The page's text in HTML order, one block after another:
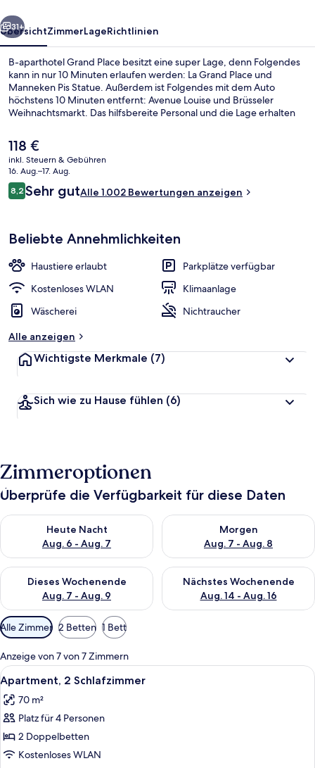
Weiter
31+
ÜbersichtZimmerLageRichtlinien
B-aparthotel Grand Place besitzt eine super Lage, denn Folgendes
kann in nur 10 Minuten erlaufen werden: La Grand Place und
Manneken Pis Statue. Außerdem ist Folgendes mit dem Auto
höchstens 10 Minuten entfernt: Avenue Louise und Brüsseler
Weihnachtsmarkt. Das hilfsbereite Personal und die Lage erhalten
Verkehrsmittel sind nur einen kurzen Fußmarsch entfernt: Zur
Station De Brouckère sind es 3 Minuten und zur Station Bourse-
Beurs 6 Minuten.
Der
aktuelle
Preis
beträgt
118 €.
118 €
inkl. Steuern & Gebühren
16. Aug.–17. Aug.
Bewertungen
8,28,2 von 10.
Sehr gutAlle 1.002 Bewertungen anzeigen
Beliebte Annehmlichkeiten
Haustiere erlaubt
Parkplätze verfügbar
Kostenloses WLAN
Klimaanlage
Wäscherei
Nichtraucher
Alle anzeigen
Wichtigste Merkmale (7)
Sich wie zu Hause fühlen (6)
Zimmeroptionen
Überprüfe die Verfügbarkeit für diese Daten
Heute Nacht
Aug. 6 - Aug. 7
Überprüfe die Verfügbarkeit für heute Nacht, Aug. 6 - Aug. 7.
Morgen
Aug. 7 - Aug. 8
Überprüfe die Verfügbarkeit
Dieses Wochenende
Aug. 7 - Aug. 9
Überprüfe die Verfügbarkeit für dieses Wochenende, Aug. 7
Nächstes Wochenende
Aug. 14 - Aug. 16
Überprüfe die Verfügbarkeit
Verfügbare
Filter
für
Zimmer
Alle Zimmer 2 Betten 1 Bett
Anzeige von 7 von 7 Zimmern
Alle
Fotos
für
Apartment,
2 Schlafzimmer
anzeigen
Ein Hotelzimmer mit einem großen
9
Apartment, 2 Schlafzimmer
70 m²
Platz für 4 Personen
2 Doppelbetten
Kostenloses WLAN